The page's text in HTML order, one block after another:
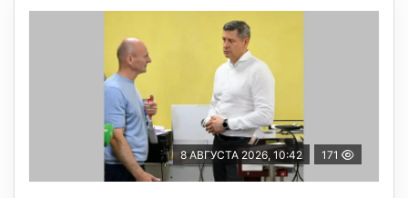
8 АВГУСТА 2026, 10:42 171